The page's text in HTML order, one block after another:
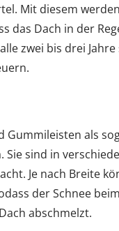
Mit diesem
das Dach in der
zwei bis drei
Gummileisten als
sind in
Je nach Breite
der Schnee
abschmelzt.